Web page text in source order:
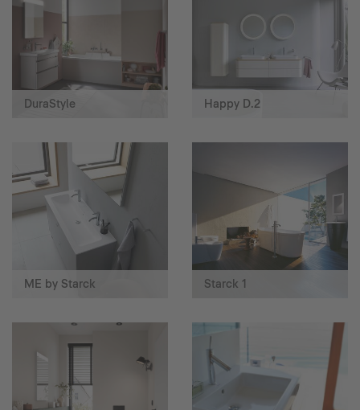
DuraStyle Happy D.2
ME by Starck Starck 1